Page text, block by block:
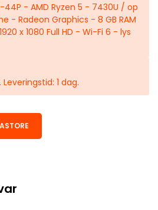
44P - AMD Ryzen 5 - 7430U / op
- Radeon Graphics - 8 GB RAM
x 1080 Full HD - Wi-Fi 6 - lys
1 dag.